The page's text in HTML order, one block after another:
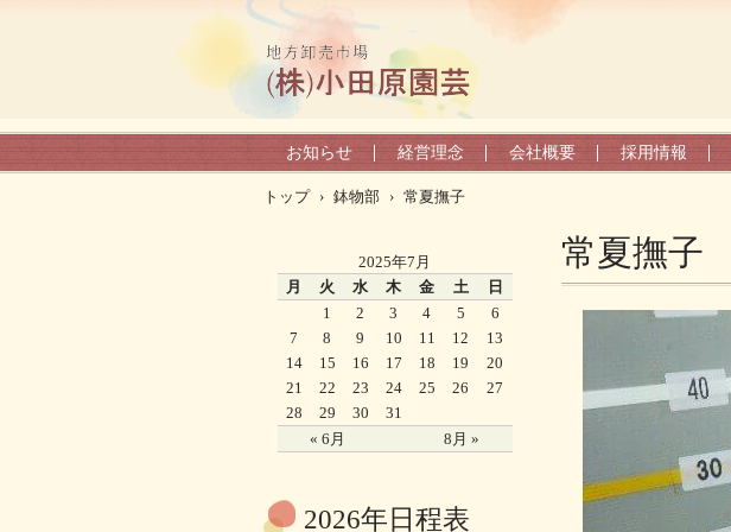
お知らせ 経営理念 会社概要 採用情報
トップ › 鉢物部 › 常夏撫子
常夏撫子
2025年7月
月
火 水 木 金 土 日
« 6月 8月 »
1 2 3 4 5
6
7
8 9 10 11 12
13
14
15 16 17 18 19
20
21
22 23 24 25 26
27
28
29 30 31
2026年日程表